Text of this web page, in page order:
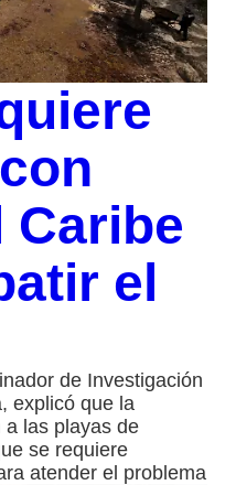
Caribe
el
de Investigación
explicó que la
a las playas de
se requiere
atender el problema